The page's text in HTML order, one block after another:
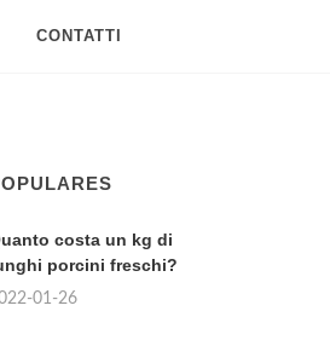
CONTATTI
costa un kg di
porcini freschi?
01-26